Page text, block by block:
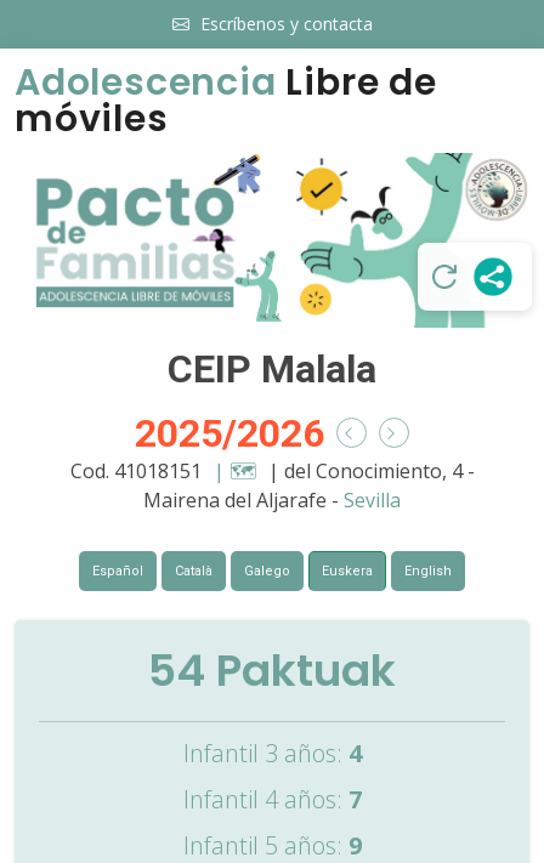
Escríbenos y contacta
Adolescencia Libre de
móviles
CEIP Malala
2025/2026
Cod. 41018151 | 🗺️ | del Conocimiento, 4 -
Mairena del Aljarafe - Sevilla
Español Català Galego Euskera English
54 Paktuak
Infantil 3 años: 4
Infantil 4 años: 7
Infantil 5 años: 9